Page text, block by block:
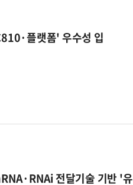
플랫폼' 우수성 입
전달기술 기반 '유